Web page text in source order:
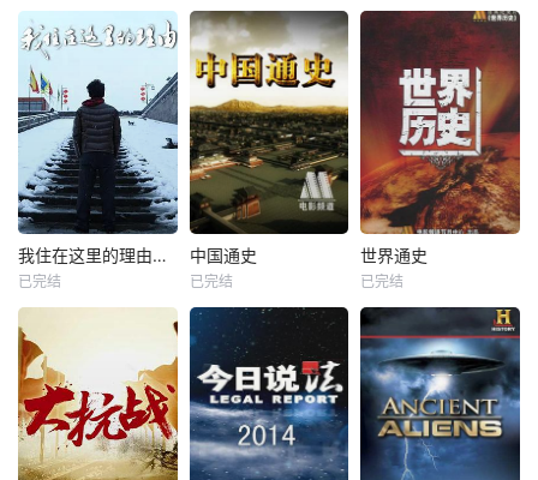
我住在这里的理由第三季
已完结
中国通史
已完结
世界通史
已完结